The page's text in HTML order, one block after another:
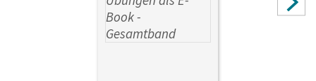
Katharina; Koch, Caroline; von Scheven, Eva; Schölzel,